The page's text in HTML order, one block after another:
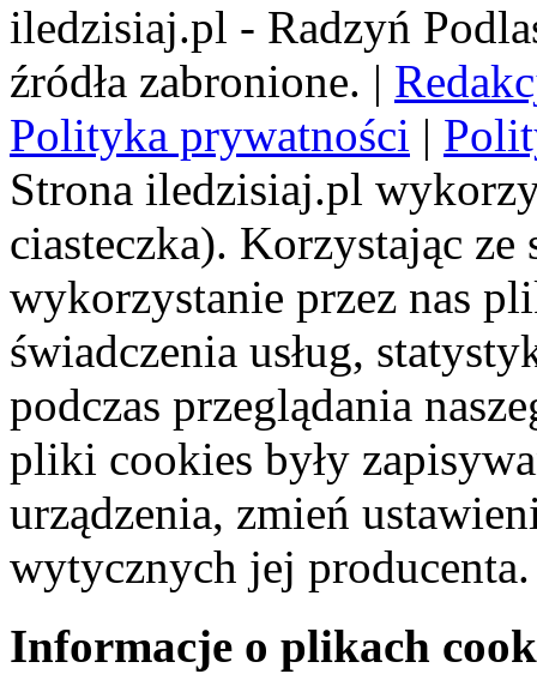
iledzisiaj.pl - Radzyń
źródła zabronione. |
Polityka prywatności |
Strona iledzisiaj.pl
ciasteczka). Korzystając
wykorzystanie przez nas
świadczenia usług,
podczas przeglądania
pliki cookies były
urządzenia, zmień
wytycznych jej producenta.
Informacje o plikach